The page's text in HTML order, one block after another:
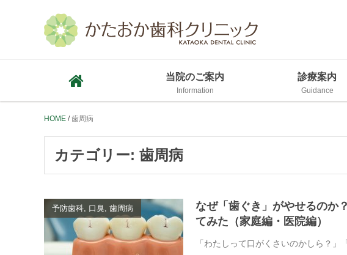
当院のご案内 診療案内
HOME 歯周病
カテゴリー: 歯周病
予防歯科, 口臭, 歯周病
なぜ「歯ぐき」がやせるのか
てみた（家庭編・医院編）
「わたしって口がくさいのかしら？